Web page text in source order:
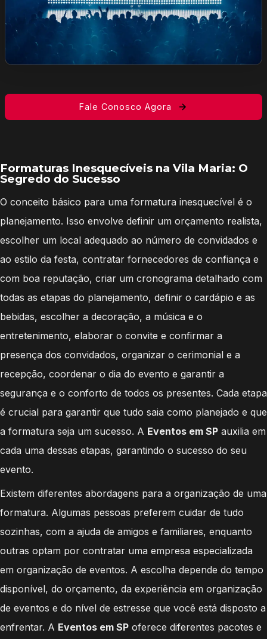
Fale Conosco Agora
Formaturas Inesquecíveis na Vila Maria: O
Segredo do Sucesso
O conceito básico para uma formatura inesquecível é o
planejamento. Isso envolve definir um orçamento realista,
escolher um local adequado ao número de convidados e
ao estilo da festa, contratar fornecedores de confiança e
com boa reputação, criar um cronograma detalhado com
todas as etapas do planejamento, definir o cardápio e as
bebidas, escolher a decoração, a música e o
entretenimento, elaborar o convite e confirmar a
presença dos convidados, organizar o cerimonial e a
recepção, coordenar o dia do evento e garantir a
segurança e o conforto de todos os presentes. Cada etapa
é crucial para garantir que tudo saia como planejado e que
a formatura seja um sucesso. A Eventos em SP auxilia em
cada uma dessas etapas, garantindo o sucesso do seu
evento.
Existem diferentes abordagens para a organização de uma
formatura. Algumas pessoas preferem cuidar de tudo
sozinhas, com a ajuda de amigos e familiares, enquanto
outras optam por contratar uma empresa especializada
em organização de eventos. A escolha depende do tempo
disponível, do orçamento, da experiência em organização
de eventos e do nível de estresse que você está disposto a
enfrentar. A Eventos em SP oferece diferentes pacotes e